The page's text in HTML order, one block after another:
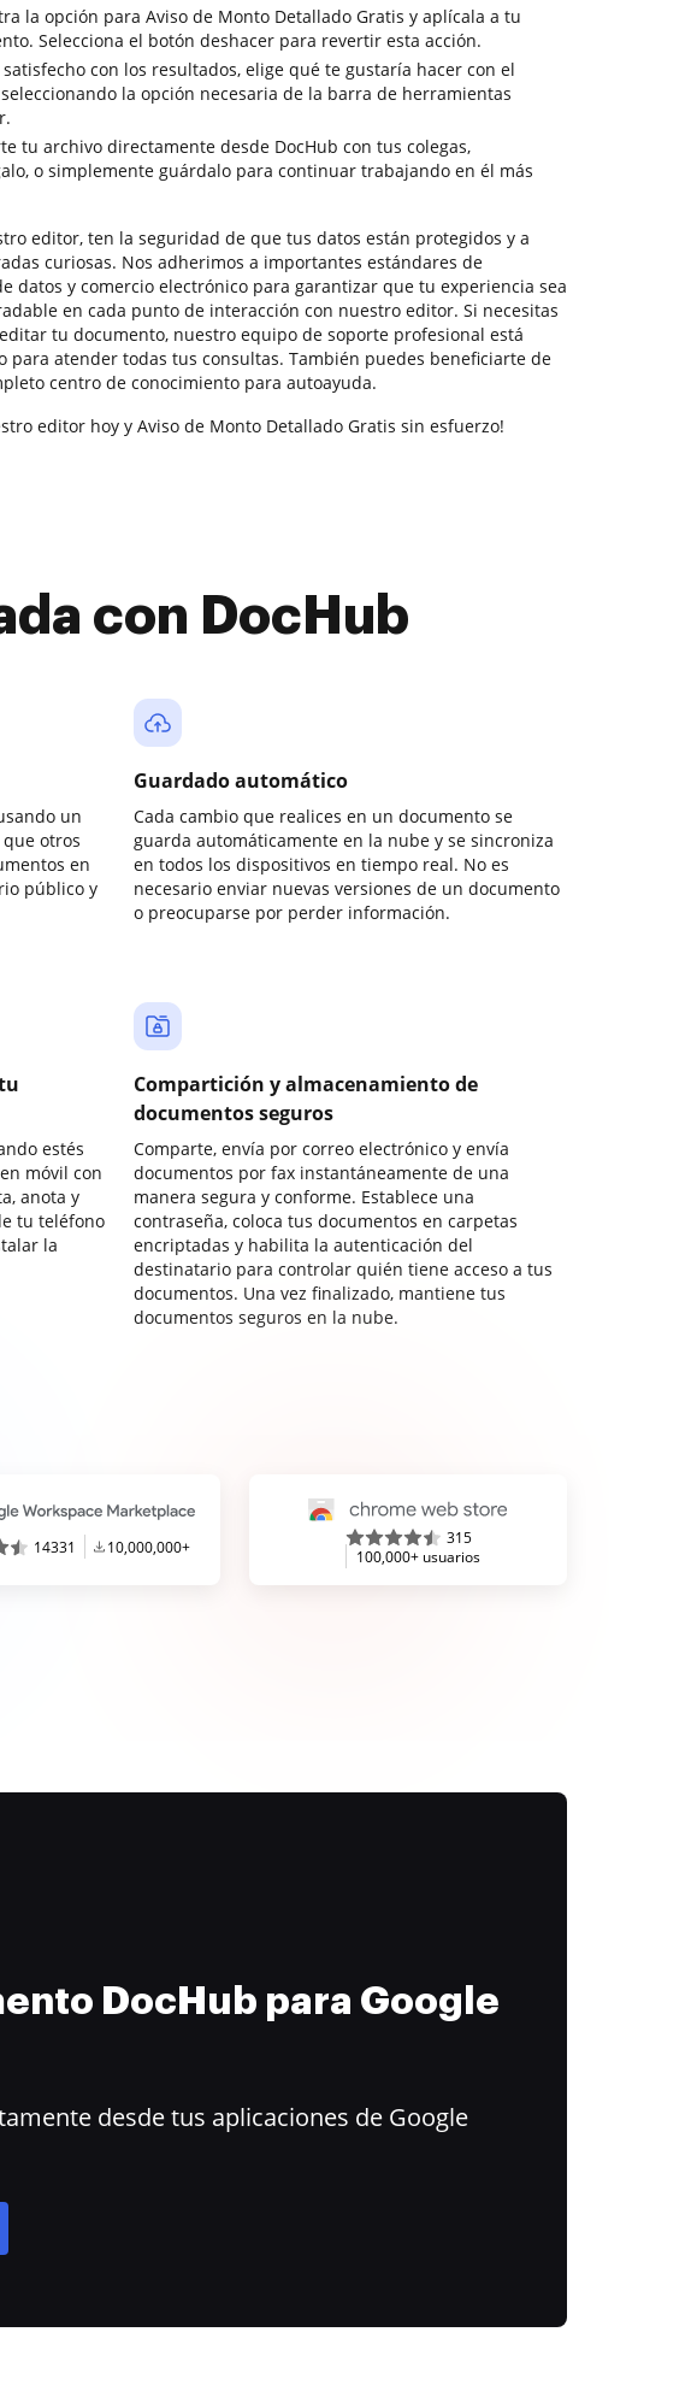
la opción para Aviso de Monto Detallado Gratis y aplícala a tu
Selecciona el botón deshacer para revertir esta acción.
satisfecho con los resultados, elige qué te gustaría hacer con el
la opción necesaria de la barra de herramientas
tu archivo directamente desde DocHub con tus colegas,
o simplemente guárdalo para continuar trabajando en él más
editor, ten la seguridad de que tus datos están protegidos y a
curiosas. Nos adherimos a importantes estándares de
datos y comercio electrónico para garantizar que tu experiencia sea
en cada punto de interacción con nuestro editor. Si necesitas
tu documento, nuestro equipo de soporte profesional está
para atender todas tus consultas. También puedes beneficiarte de
centro de conocimiento para autoayuda.
editor hoy y Aviso de Monto Detallado Gratis sin esfuerzo!
con DocHub
un
otros
en
público y
Guardado automático
Cada cambio que realices en un documento se
guarda automáticamente en la nube y se sincroniza
en todos los dispositivos en tiempo real. No es
necesario enviar nuevas versiones de un documento
o preocuparse por perder información.
estés
móvil con
anota y
tu teléfono
la
Compartición y almacenamiento de
documentos seguros
Comparte, envía por correo electrónico y envía
documentos por fax instantáneamente de una
manera segura y conforme. Establece una
contraseña, coloca tus documentos en carpetas
encriptadas y habilita la autenticación del
destinatario para controlar quién tiene acceso a tus
documentos. Una vez finalizado, mantiene tus
documentos seguros en la nube.
14331 10,000,000+
315
100,000+ usuarios
DocHub para Google
desde tus aplicaciones de Google